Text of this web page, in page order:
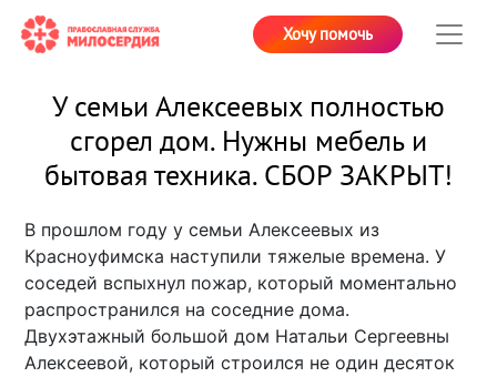
Хочу помочь
У семьи Алексеевых полностью
сгорел дом. Нужны мебель и
бытовая техника. СБОР ЗАКРЫТ!
В прошлом году у семьи Алексеевых из
Красноуфимска наступили тяжелые времена. У
соседей вспыхнул пожар, который моментально
распространился на соседние дома.
Двухэтажный большой дом Натальи Сергеевны
Алексеевой, который строился не один десяток